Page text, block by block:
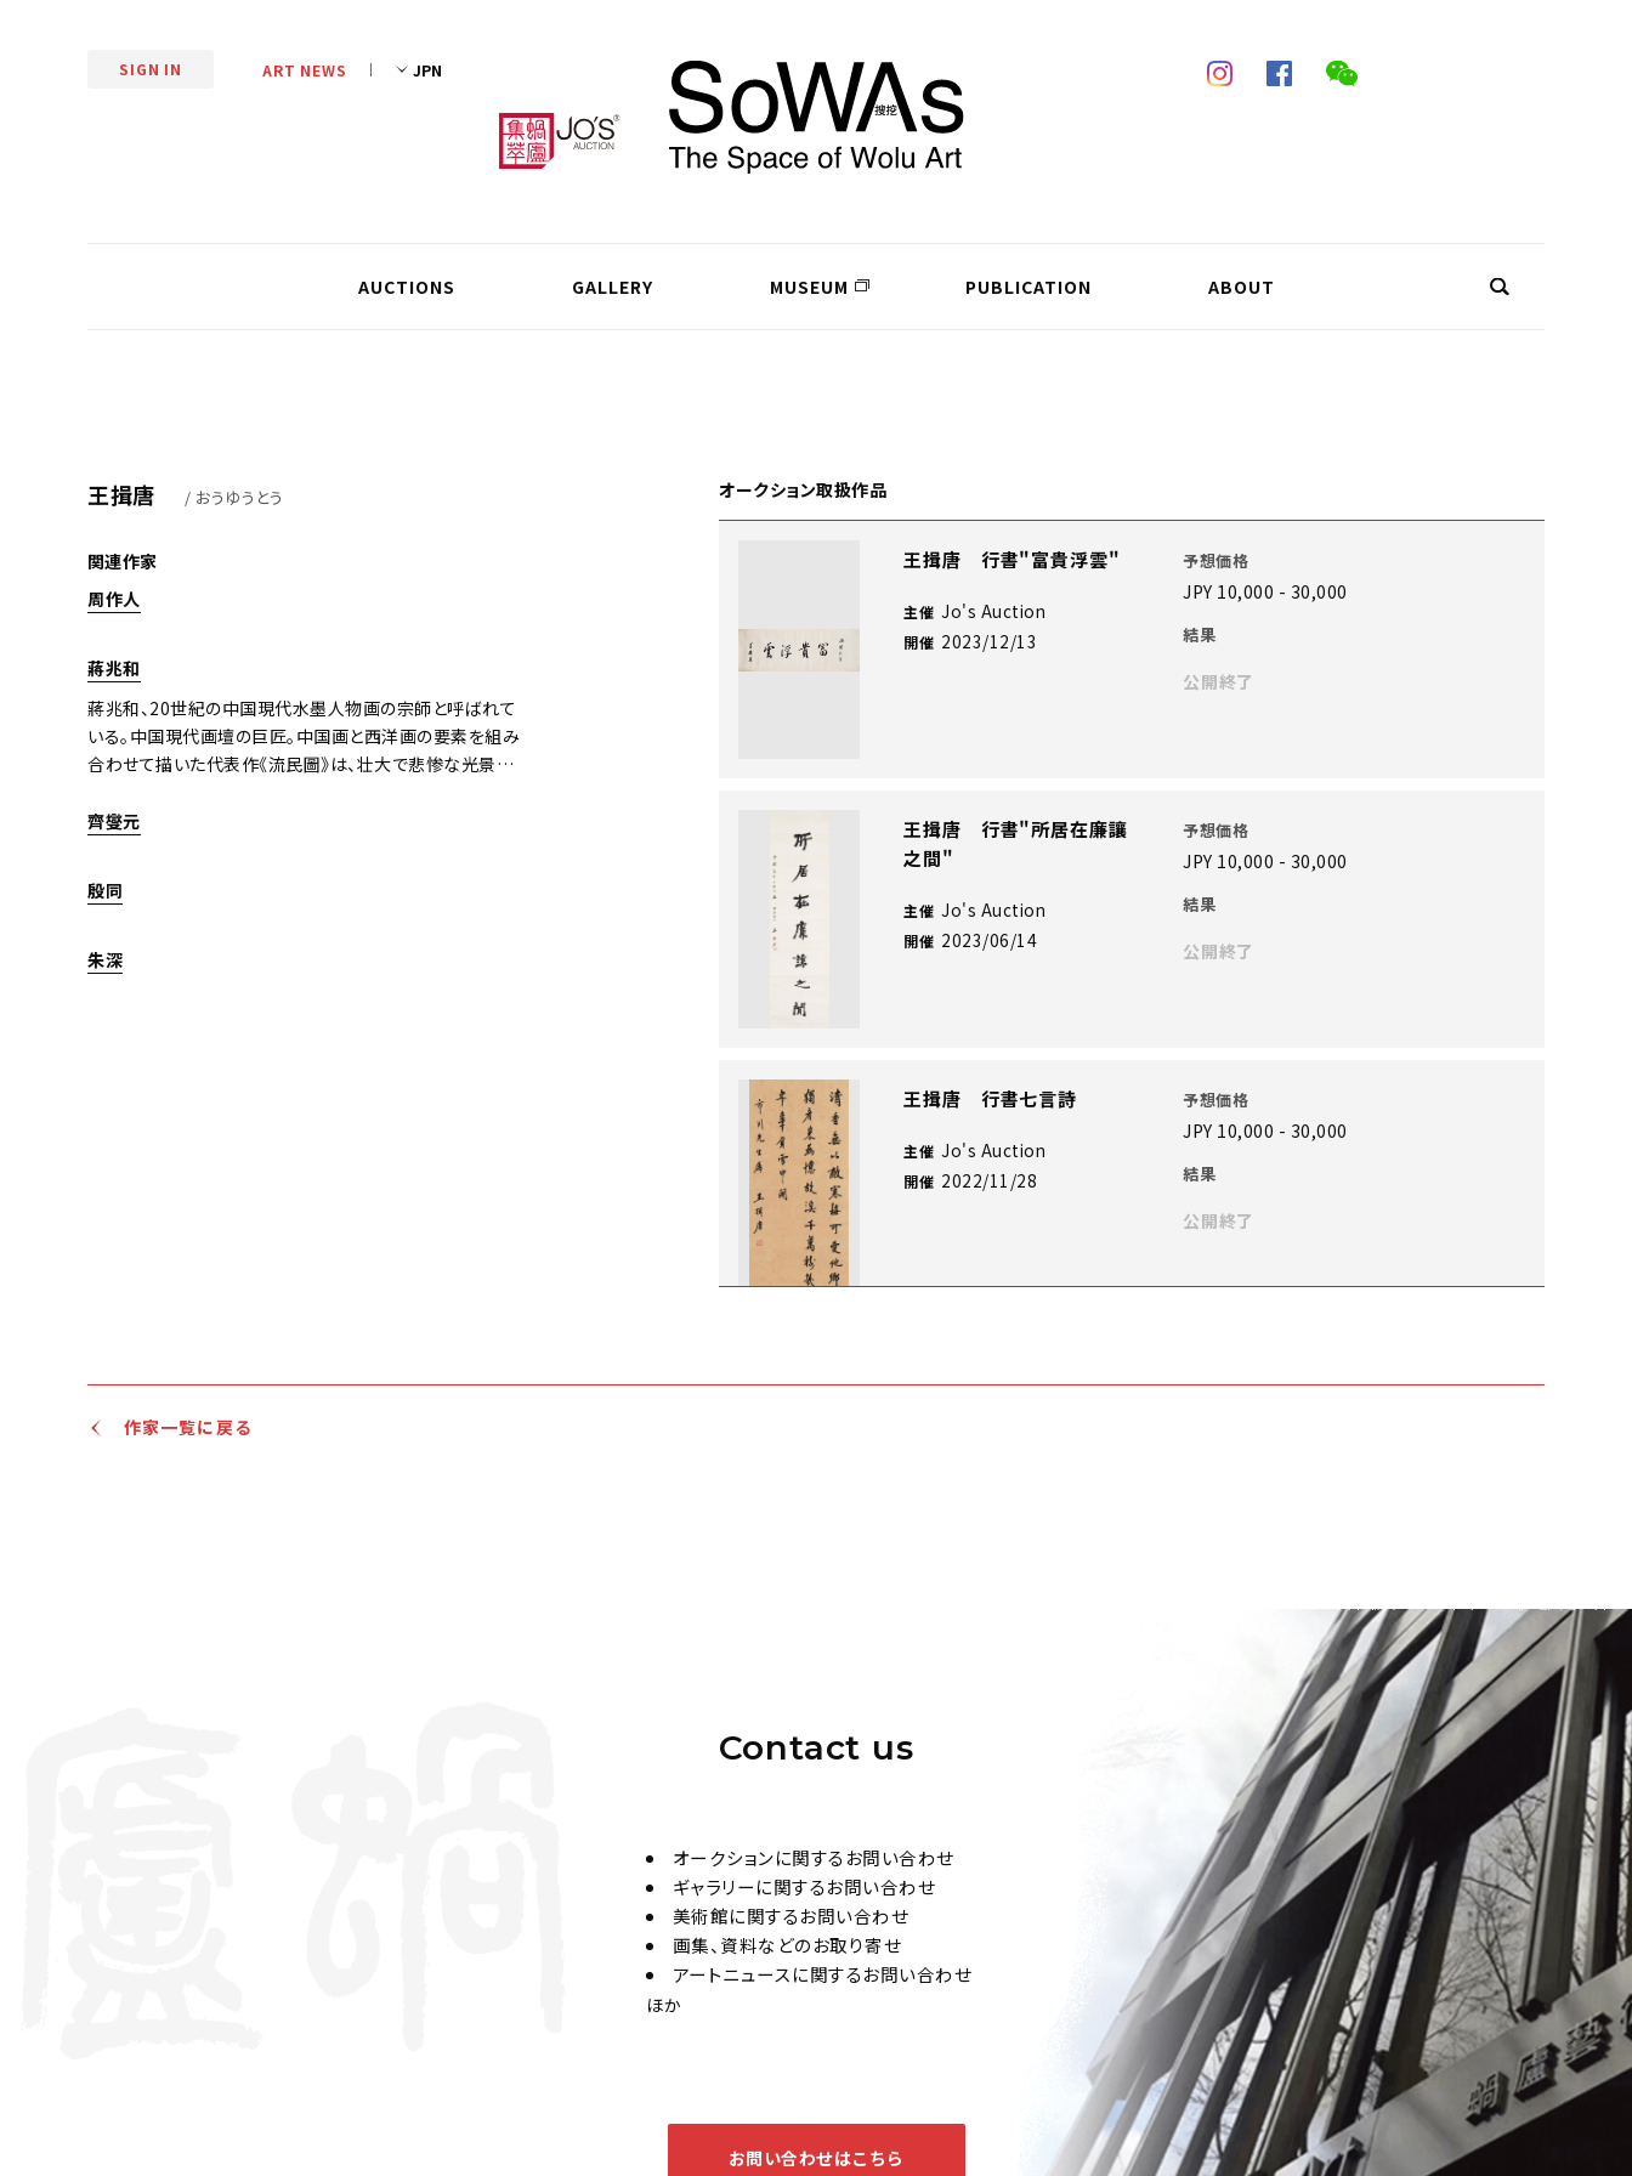
SIGN IN ART NEWS
AUCTIONS GALLERY MUSEUM PUBLICATION ABOUT
王揖唐 / おうゆうとう
関連作家
周作人
蔣兆和
蔣兆和、20世紀の中国現代水墨人物画の宗師と呼ばれて
いる。中国現代画壇の巨匠。中国画と西洋画の要素を組み
合わせて描いた代表作《流民圖》は、壮大で悲惨な光景を
と平和の呼びかけを表現している。美術界に現代中国水
齊燮元
殷同
朱深
オークション取扱作品
王揖唐 行書"富貴浮雲"
主催 Jo's Auction
開催 2023/12/13
予想価格
JPY 10,000 - 30,000
結果
公開終了
王揖唐 行書"所居在廉讓
之間"
主催 Jo's Auction
開催 2023/06/14
予想価格
JPY 10,000 - 30,000
結果
公開終了
王揖唐 行書七言詩
主催 Jo's Auction
開催 2022/11/28
予想価格
JPY 10,000 - 30,000
結果
公開終了
JPY 10,000 - 20,000
公開終了
周作人、王揖唐、齊燮元、殷
主催 Jo's Auction
予想価格
JPY 200,000 - 800,000
結果
公開終了
作家一覧に戻る
Contact us
オークションに関するお問い合わせ
ギャラリーに関するお問い合わせ
美術館に関するお問い合わせ
画集、資料などのお取り寄せ
アートニュースに関するお問い合わせ
ほか
お問い合わせはこちら